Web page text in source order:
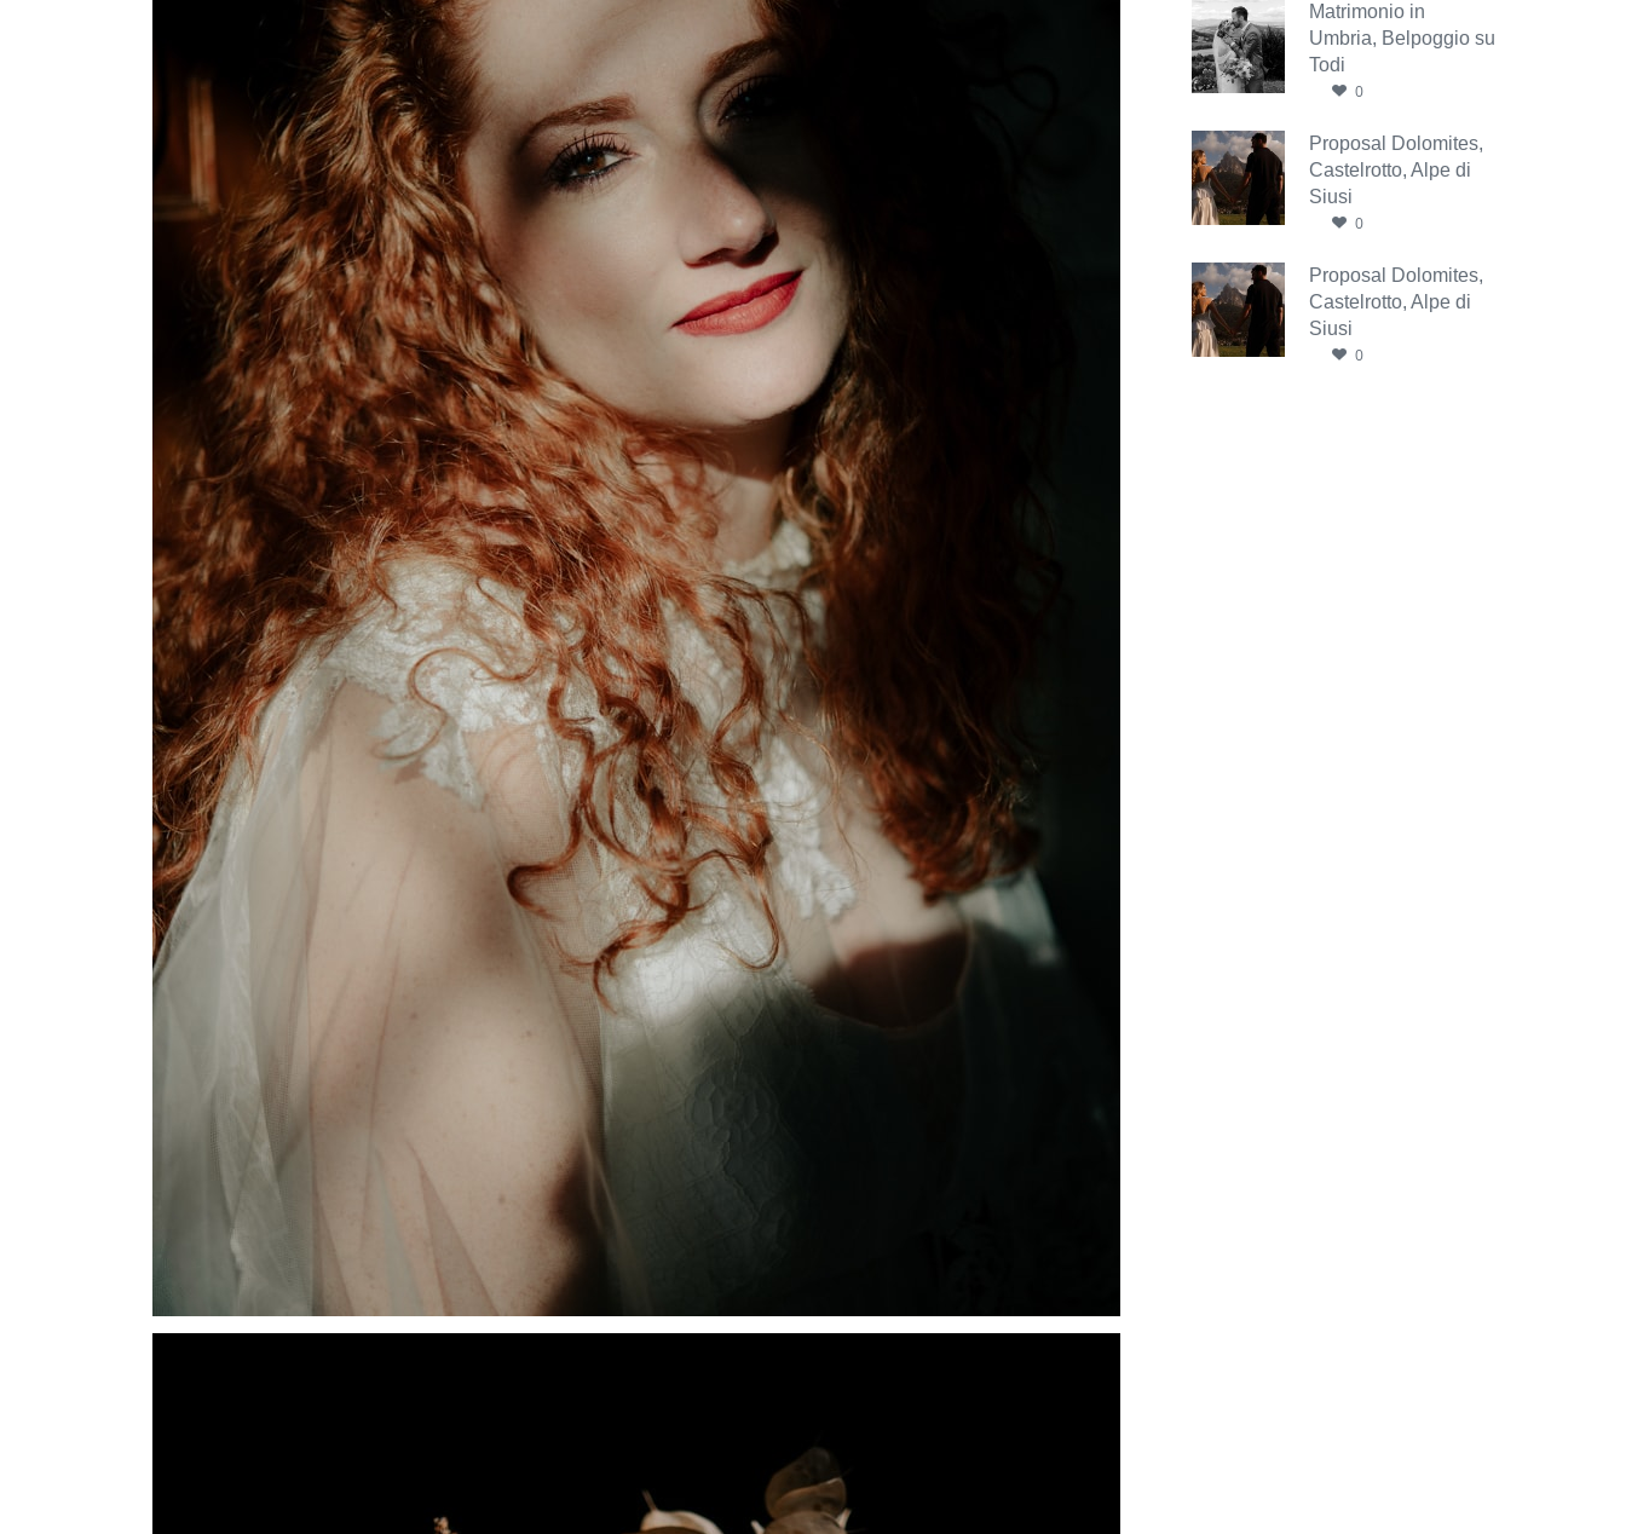
Matrimonio in
Umbria, Belpoggio su
Todi
0
Proposal Dolomites,
Castelrotto, Alpe di
Siusi
0
Proposal Dolomites,
Castelrotto, Alpe di
Siusi
0